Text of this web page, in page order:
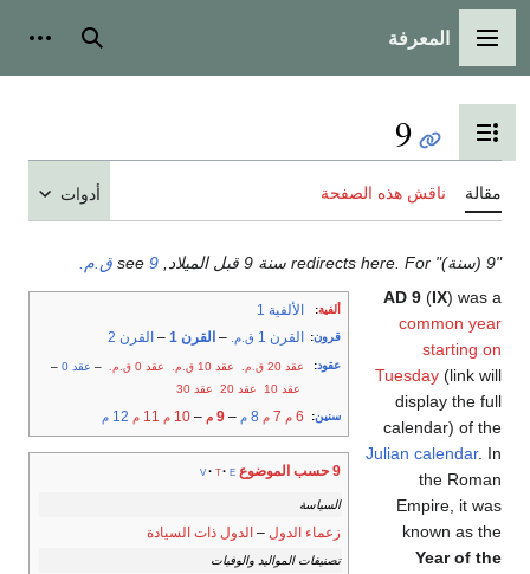
القائمة الرئيسية
المعرفة بحث
تبديل عرض جدول المحتويات
9
مقالة ناقش هذه الصفحة أدوات
"9 (سنة)" redirects here. For سنة 9 قبل الميلاد, see 9 ق.م.
ألفية: الألفية 1
قرون: القرن 1 ق.م. – القرن 1 – القرن 2
عقود: عقد 20 ق.م. عقد 10 ق.م. عقد 0 ق.م. – عقد 0
–
عقد 10
عقد 20 عقد 30
سنين:
6 م 7 م 8 م –
9 م –
10 م 11 م 12 م
9 حسب الموضوع v t e
السياسة
زعماء الدول – الدول ذات السيادة
تصنيفات المواليد والوفيات
AD 9 (IX) was a
common year
starting on
Tuesday (link will
display the full
calendar) of the
Julian calendar. In
the Roman
Empire, it was
known as the
Year of the